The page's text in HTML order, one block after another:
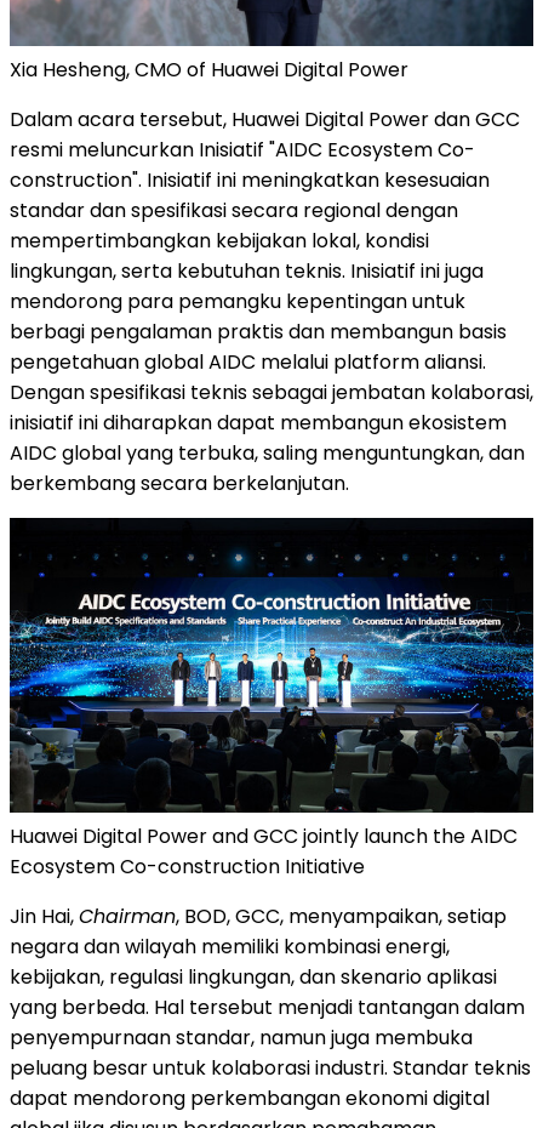
Xia Hesheng, CMO of Huawei Digital Power
Dalam acara tersebut, Huawei Digital Power dan GCC
resmi meluncurkan Inisiatif "AIDC Ecosystem Co-
construction". Inisiatif ini meningkatkan kesesuaian
standar dan spesifikasi secara regional dengan
mempertimbangkan kebijakan lokal, kondisi
lingkungan, serta kebutuhan teknis. Inisiatif ini juga
mendorong para pemangku kepentingan untuk
berbagi pengalaman praktis dan membangun basis
pengetahuan global AIDC melalui platform aliansi.
Dengan spesifikasi teknis sebagai jembatan kolaborasi,
inisiatif ini diharapkan dapat membangun ekosistem
AIDC global yang terbuka, saling menguntungkan, dan
berkembang secara berkelanjutan.
Huawei Digital Power and GCC jointly launch the AIDC
Ecosystem Co-construction Initiative
Jin Hai,Chairman, BOD, GCC, menyampaikan, setiap
negara dan wilayah memiliki kombinasi energi,
kebijakan, regulasi lingkungan, dan skenario aplikasi
yang berbeda. Hal tersebut menjadi tantangan dalam
penyempurnaan standar, namun juga membuka
peluang besar untuk kolaborasi industri. Standar teknis
dapat mendorong perkembangan ekonomi digital